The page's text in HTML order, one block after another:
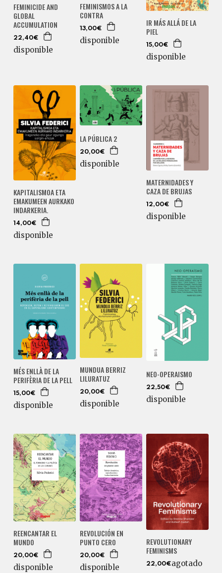
FEMINICIDE AND
GLOBAL
ACCUMULATION
22,40€
disponible
FEMINISMOS A LA
CONTRA
13,00€
disponible
IR MÁS ALLÁ DE LA
PIEL
15,00€
disponible
KAPITALISMOA ETA
EMAKUMEEN AURKAKO
INDARKERIA.
14,00€
disponible
LA PÚBLICA 2
20,00€
disponible
MATERNIDADES Y
CAZA DE BRUJAS
12,00€
disponible
MÉS ENLLÀ DE LA
PERIFÈRIA DE LA PELL
15,00€
disponible
MUNDUA BERRIZ
LILURATUZ
20,00€
disponible
NEO-OPERAISMO
22,50€
disponible
REENCANTAR EL
MUNDO
20,00€
disponible
REVOLUCIÓN EN
PUNTO CERO
20,00€
disponible
REVOLUTIONARY
FEMINISMS
22,00€agotado